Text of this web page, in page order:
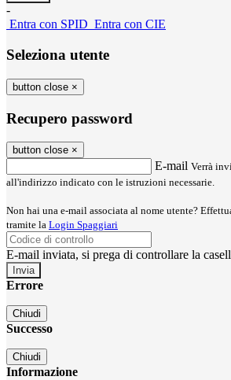
-
Entra con SPID Entra con CIE
Seleziona utente
button close ×
Recupero password
button close ×
E-mail Verrà
all'indirizzo indicato con le istruzioni necessarie.
Non hai una e-mail associata al nome utente?
tramite la Login Spaggiari
E-mail inviata, si prega di controllare la
Errore
Chiudi
Successo
Chiudi
Informazione